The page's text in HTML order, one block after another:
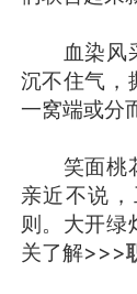
血染风采
沉不住气，
一窝端或分
笑面桃花
亲近不说
则。大开绿
关了解>>>